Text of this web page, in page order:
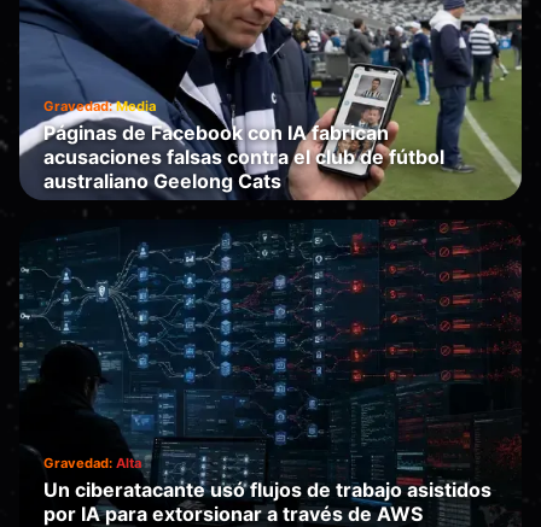
Gravedad:Media
Páginas de Facebook con IA fabrican
acusaciones falsas contra el club de fútbol
australiano Geelong Cats
Te manipula · 2026-07-08
Gravedad: Alta
Un ciberatacante usó flujos de trabajo asistidos
por IA para extorsionar a través de AWS